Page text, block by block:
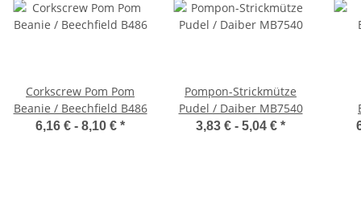
Corkscrew Pom Pom
Beanie / Beechfield B486
6,16 € - 8,10 € *
Pompon-Strickmütze
Pudel / Daiber MB7540
3,83 € - 5,04 € *